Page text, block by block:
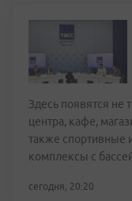
Здесь появятся не
центра, кафе,
также спортивные
комплексы с
сегодня, 20:20